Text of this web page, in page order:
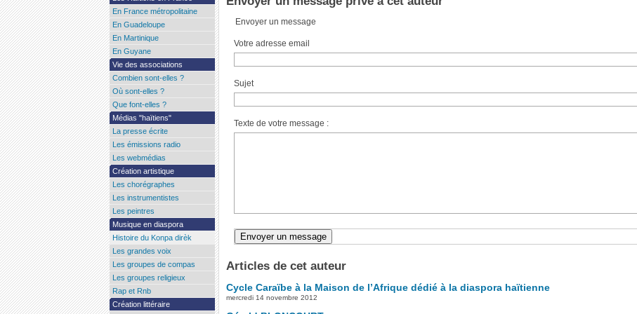
Envoyer un message
Votre adresse email
Sujet
Texte de votre message :
Articles de cet auteur
Cycle Caraïbe à la Maison de l’Afrique dédié à la diaspora haïtienne
mercredi 14 novembre 2012
En France métropolitaine
En Guadeloupe
En Martinique
En Guyane
Vie des associations
Combien sont-elles ?
Où sont-elles ?
Que font-elles ?
Médias "haïtiens"
La presse écrite
Les émissions radio
Les webmédias
Création artistique
Les chorégraphes
Les instrumentistes
Les peintres
Musique en diaspora
Histoire du Konpa dirèk
Les grandes voix
Les groupes de compas
Les groupes religieux
Rap et Rnb
Création littéraire